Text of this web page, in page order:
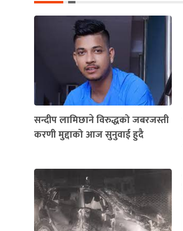
सन्दीप लामिछाने विरुद्धको जबरजस्ती
करणी मुद्दाको आज सुनुवाई हुदै